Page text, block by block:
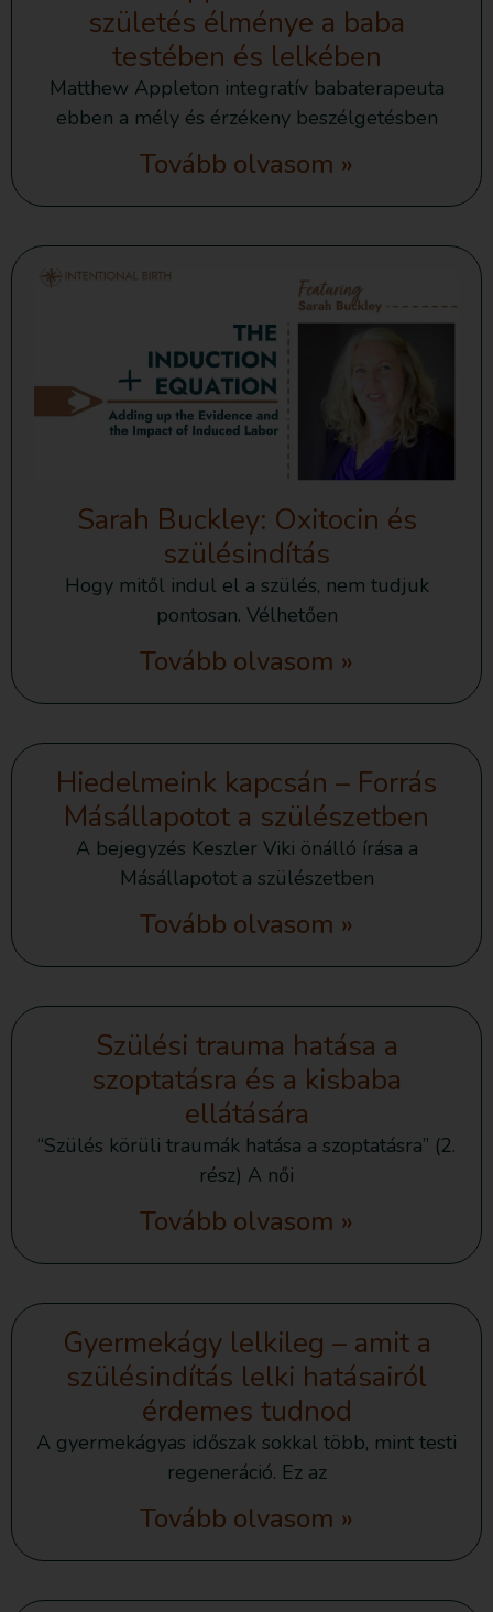
születés élménye a baba
testében és lelkében
Matthew Appleton integratív babaterapeuta
ebben a mély és érzékeny beszélgetésben
Tovább olvasom »
Sarah Buckley: Oxitocin és
szülésindítás
Hogy mitől indul el a szülés, nem tudjuk
pontosan. Vélhetően
Tovább olvasom »
Hiedelmeink kapcsán – Forrás
Másállapotot a szülészetben
A bejegyzés Keszler Viki önálló írása a
Másállapotot a szülészetben
Tovább olvasom »
Szülési trauma hatása a
szoptatásra és a kisbaba
ellátására
“Szülés körüli traumák hatása a szoptatásra” (2.
rész) A női
Tovább olvasom »
Gyermekágy lelkileg – amit a
szülésindítás lelki hatásairól
érdemes tudnod
A gyermekágyas időszak sokkal több, mint testi
regeneráció. Ez az
Tovább olvasom »